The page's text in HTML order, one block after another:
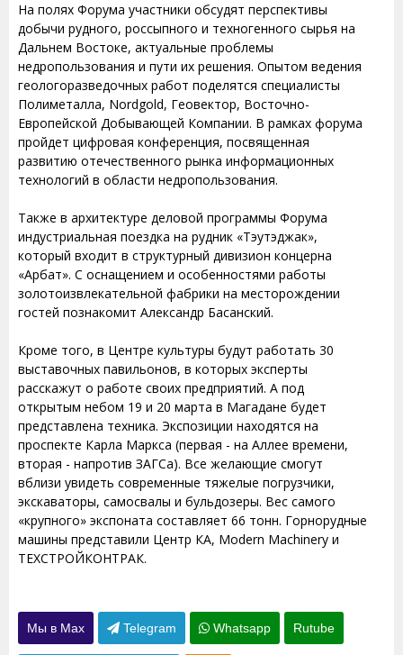
На полях Форума участники обсудят перспективы
добычи рудного, россыпного и техногенного сырья на
Дальнем Востоке, актуальные проблемы
недропользования и пути их решения. Опытом ведения
геологоразведочных работ поделятся специалисты
Полиметалла, Nordgold, Геовектор, Восточно-
Европейской Добывающей Компании. В рамках форума
пройдет цифровая конференция, посвященная
развитию отечественного рынка информационных
технологий в области недропользования.
Также в архитектуре деловой программы Форума
индустриальная поездка на рудник «Тэутэджак»,
который входит в структурный дивизион концерна
«Арбат». С оснащением и особенностями работы
золотоизвлекательной фабрики на месторождении
гостей познакомит Александр Басанский.
Кроме того, в Центре культуры будут работать 30
выставочных павильонов, в которых эксперты
расскажут о работе своих предприятий. А под
открытым небом 19 и 20 марта в Магадане будет
представлена техника. Экспозиции находятся на
проспекте Карла Маркса (первая - на Аллее времени,
вторая - напротив ЗАГСа). Все желающие смогут
вблизи увидеть современные тяжелые погрузчики,
экскаваторы, самосвалы и бульдозеры. Вес самого
«крупного» экспоната составляет 66 тонн. Горнорудные
машины представили Центр КА, Modern Machinery и
ТЕХСТРОЙКОНТРАК.
Мы в Max Telegram Whatsapp Rutube